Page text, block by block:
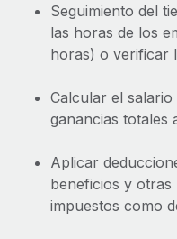
Conectar Nuevo
Conecta cualquier
mediante nuestro
Integraciones
Optimiza los
SERVICIOS
Socios
Integra la gestión de
Remote Build
Consultoría de
Webinarios
Eventos
Información sobre
Centro de información
Obtén ayuda
中文（简体）
Seguimiento del
las horas de los
horas) o verificar
Calcular el
ganancias totales
Aplicar
beneficios y otras
impuestos como